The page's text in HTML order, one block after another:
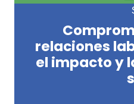
relaciones
el impacto y